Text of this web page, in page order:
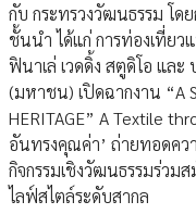
กับ กระทรวงวัฒนธรรม โ
ชั้นนำ ได้แก่ การท่องเที่ย
ฟินาเล่ เวดดิ้ง สตูดิโอ แล
(มหาชน) เปิดฉากงาน “A
HERITAGE” A Textile
อันทรงคุณค่า’ ถ่ายทอดคว
กิจกรรมเชิงวัฒนธรรมร่ว
ไลฟ์สไตล์ระดับสากล